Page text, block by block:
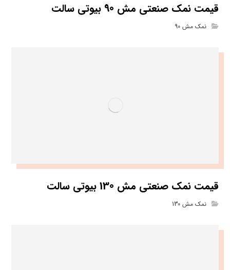
قیمت نمک صنعتی مش 90 بیوتی سالت
نمک مش 90
قیمت نمک صنعتی مش 130 بیوتی سالت
نمک مش 130